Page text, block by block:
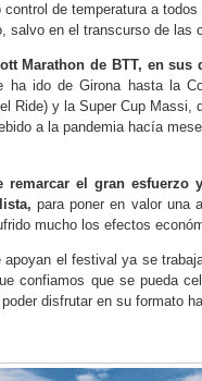
de temperatura a
salvo en el transcurso de las
Marathon de BTT, en sus
ido de Girona hasta la
Ride) y la Super Cup Massi,
a la pandemia hacía
remarcar el gran esfuerzo
para poner en valor una
mucho los efectos
el festival ya se
confiamos que se pueda
disfrutar en su formato